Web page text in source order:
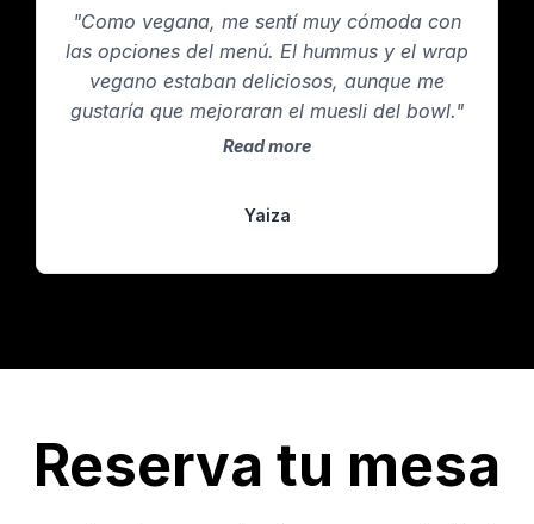
"Como vegana, me sentí muy cómoda con
las opciones del menú. El hummus y el wrap
vegano estaban deliciosos, aunque me
gustaría que mejoraran el muesli del bowl."
Read more
Yaiza
Reserva tu mesa